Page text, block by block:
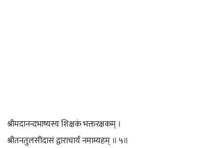
श्रीमदानन्दभाष्यस्य शिक्षकं भक्तरक्षकम् ।
श्रीतनतुलसीदासं द्वाराचार्यं नमाम्यहम् ॥ ५॥